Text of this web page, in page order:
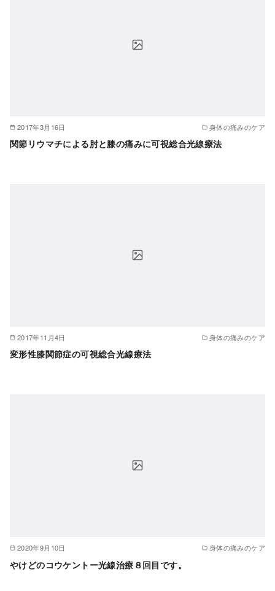
2017年3月16日 身体の痛みのケア
関節リウマチによる肘と膝の痛みに可視総合光線療法
2017年11月4日 身体の痛みのケア
変形性膝関節症の可視総合光線療法
2020年9月10日 身体の痛みのケア
やけどのコウケントー光線治療８回目です。